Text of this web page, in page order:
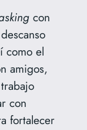
con
como el
amigos,
con
fortalecer